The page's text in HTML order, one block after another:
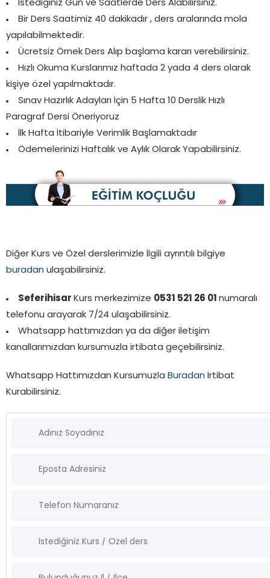
İstediğiniz Gün ve Saatlerde Ders Alabilirsiniz.
Bir Ders Saatimiz 40 dakikadır , ders aralarında mola
yapılabilmektedir.
Ücretsiz Örnek Ders Alıp başlama kararı verebilirsiniz.
Hızlı Okuma Kurslarımız haftada 2 yada 4 ders olarak
kişiye özel yapılmaktadır.
Sınav Hazırlık Adayları İçin 5 Hafta 10 Derslik Hızlı
Paragraf Dersi Öneriyoruz
İlk Hafta İtibariyle Verimlik Başlamaktadır
Ödemelerinizi Haftalık ve Aylık Olarak Yapabilirsiniz.
Diğer Kurs ve Özel derslerimizle İlgili ayrıntılı bilgiye
buradan ulaşabilirsiniz.
Seferihisar Kurs merkezimize 0531 521 26 01 numaralı
telefonu arayarak 7/24 ulaşabilirsiniz.
Whatsapp hattımızdan ya da diğer iletişim
kanallarımızdan kursumuzla irtibata geçebilirsiniz.
Whatsapp Hattımızdan Kursumuzla Buradan İrtibat
Kurabilirsiniz.